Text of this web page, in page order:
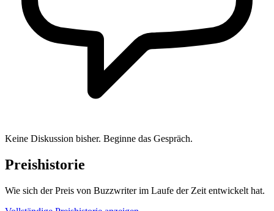
Keine Diskussion bisher. Beginne das Gespräch.
Preishistorie
Wie sich der Preis von Buzzwriter im Laufe der Zeit entwickelt hat.